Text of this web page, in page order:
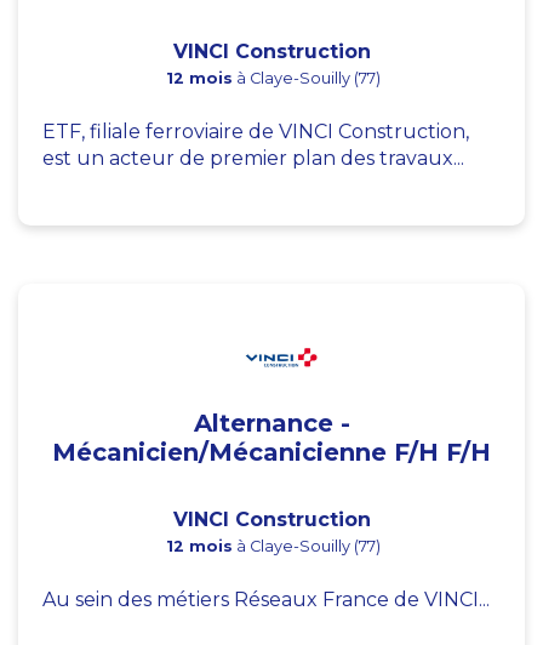
VINCI Construction
12 mois à Claye-Souilly (77)
ETF, filiale ferroviaire de VINCI Construction,
est un acteur de premier plan des travaux...
Alternance -
Mécanicien/Mécanicienne F/H F/H
VINCI Construction
12 mois à Claye-Souilly (77)
Au sein des métiers Réseaux France de VINCI...